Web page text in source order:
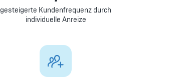
gesteigerte Kundenfrequenz durch
individuelle Anreize